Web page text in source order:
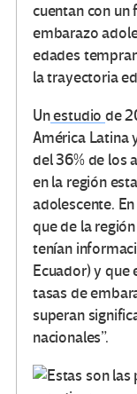
cuentan con un
embarazo
edades
la trayectoria
Unestudiode
América Latina
del 36% de los
en la región
adolescente.
que de la
tenían
Ecuador) y que
tasas de
superan
nacionales”.